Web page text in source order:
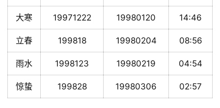
大寒 19971222 19980120 14:46
立春 199818 19980204 08:56
雨水 1998123 19980219 04:54
惊蛰 199828 19980306 02:57